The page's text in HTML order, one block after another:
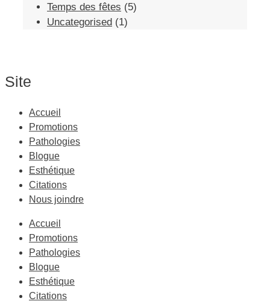
Temps des fêtes (5)
Uncategorised (1)
Site
Accueil
Promotions
Pathologies
Blogue
Esthétique
Citations
Nous joindre
Accueil
Promotions
Pathologies
Blogue
Esthétique
Citations